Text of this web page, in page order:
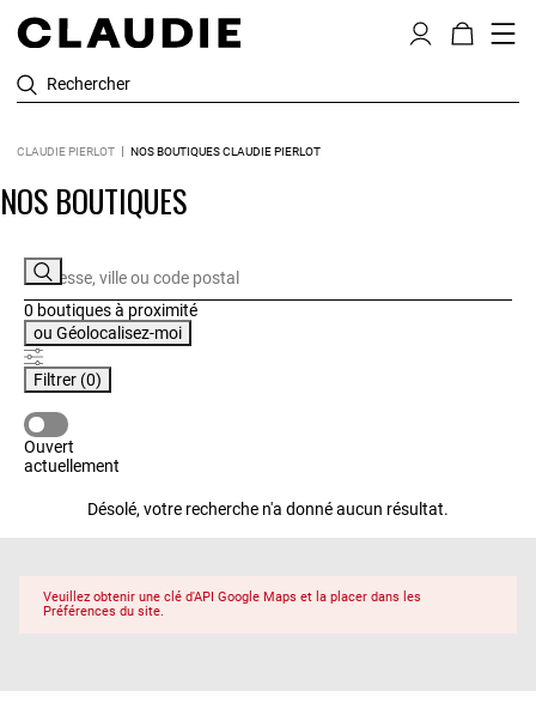
Rechercher
CLAUDIE PIERLOT NOS BOUTIQUES CLAUDIE PIERLOT
NOS BOUTIQUES
0 boutiquesà proximité
ou Géolocalisez-moi
Filtrer (0)
Ouvert
actuellement
Désolé, votre recherche n'a donné aucun résultat.
Veuillez obtenir une clé d'API Google Maps et la placer dans les
Préférences du site.